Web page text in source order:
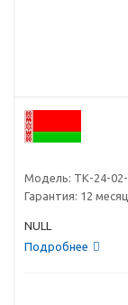
Модель: ТК-24-
Гарантия: 12
NULL
Подробнее